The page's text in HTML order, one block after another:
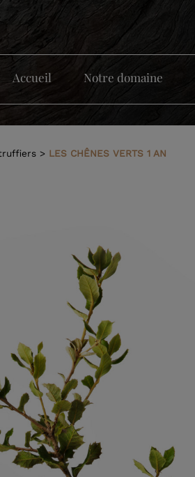
Accueil Notre domaine
L'histoire
LES CHÊNES VERTS 1 AN